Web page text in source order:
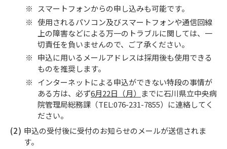
スマートフォンからの申し込みも可能です。
使用されるパソコン及びスマートフォンや通信回線
上の障害などによる万一のトラブルに関しては、一
切責任を負いませんので、ご了承ください。
申込に用いるメールアドレスは採用後も使用できる
ものを推奨します。
インターネットによる申込ができない特段の事情が
ある方は、必ず6月22日（月）
までに石川県立中央病
院管理局総務課（TEL:076-231-7855）に連絡してく
ださい。
申込の受付後に受付のお知らせのメールが送信されま
す。